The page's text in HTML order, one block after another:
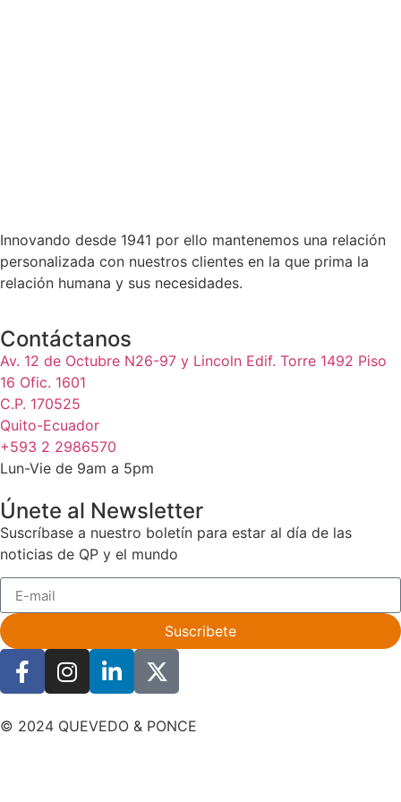
Innovando desde 1941 por ello mantenemos una relación
personalizada con nuestros clientes en la que prima la
relación humana y sus necesidades.
Contáctanos
Av. 12 de Octubre N26-97 y Lincoln Edif. Torre 1492 Piso
16 Ofic. 1601
C.P. 170525
Quito-Ecuador
+593 2 2986570
Lun-Vie de 9am a 5pm
Únete al Newsletter
Suscríbase a nuestro boletín para estar al día de las
noticias de QP y el mundo
Suscribete
© 2024 QUEVEDO & PONCE